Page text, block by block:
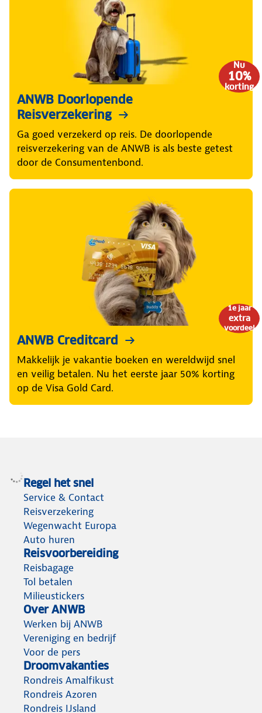
Nu
10%
korting
ANWB Doorlopende
Reisverzekering
Ga goed verzekerd op reis. De doorlopende
reisverzekering van de ANWB is als beste getest
door de Consumentenbond.
1e jaar
extra
voordeel
ANWB Creditcard
Makkelijk je vakantie boeken en wereldwijd snel
en veilig betalen. Nu het eerste jaar 50% korting
op de Visa Gold Card.
Regel het snel
Service & Contact
Reisverzekering
Wegenwacht Europa
Auto huren
Reisvoorbereiding
Reisbagage
Tol betalen
Milieustickers
Over ANWB
Werken bij ANWB
Vereniging en bedrijf
Voor de pers
Droomvakanties
Rondreis Amalfikust
Rondreis Azoren
Rondreis IJsland